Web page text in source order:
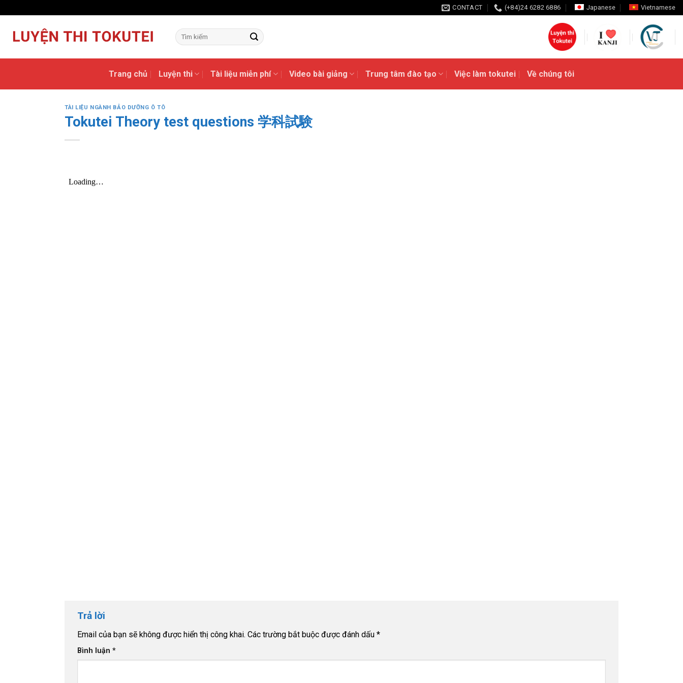
to
content
CONTACT (+84)24 6282 6886 Japanese Vietnamese
Trang chủ Luyện thi Tài liệu miễn phí Video bài giảng Trung tâm đào tạo Việc làm tokutei Về chúng tôi
TÀI LIỆU NGÀNH BẢO DƯỠNG Ô TÔ
Tokutei Theory test questions 学科試験
Trả lời
Email của bạn sẽ không được hiển thị công khai. Các trường bắt buộc được đánh dấu *
Bình luận *